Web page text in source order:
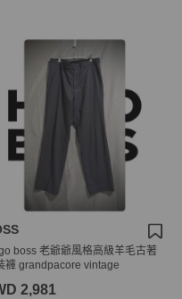
boss 老爺爺風格高級羊毛古著
褲 grandpacore vintage
2,981